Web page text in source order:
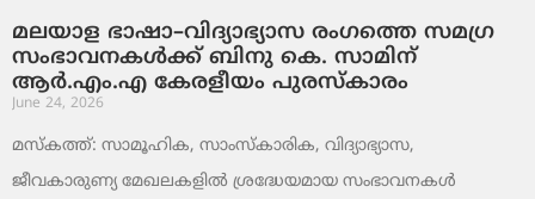
മലയാള ഭാഷാ–വിദ്യാഭ്യാസ രംഗത്തെ സമഗ്ര
സംഭാവനകൾക്ക് ബിനു കെ. സാമിന്
ആർ.എം.എ കേരളീയം പുരസ്‌കാരം
June 24, 2026
മസ്കത്ത്: സാമൂഹിക, സാംസ്‌കാരിക, വിദ്യാഭ്യാസ,
ജീവകാരുണ്യ മേഖലകളിൽ ശ്രദ്ധേയമായ സംഭാവനകൾ